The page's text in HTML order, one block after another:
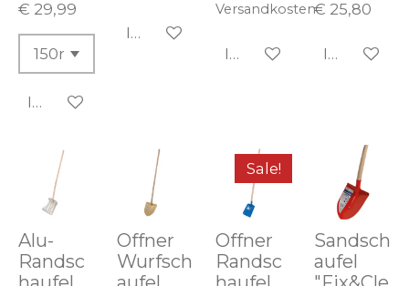
€ 29,99
In den Warenkorb
In den Warenkorb
Versandkosten
In den Warenkorb
€ 25,80
In den
Alu-
Randsc
Offner
Wurfsch
Sale!
Offner
Randsc
Sandsch
aufel